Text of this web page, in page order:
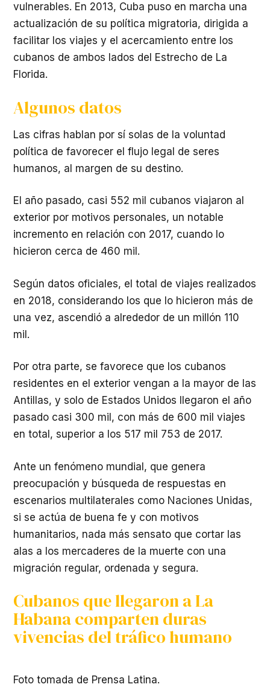
vulnerables. En 2013, Cuba puso en marcha una
actualización de su política migratoria, dirigida a
facilitar los viajes y el acercamiento entre los
cubanos de ambos lados del Estrecho de La
Florida.
Algunos datos
Las cifras hablan por sí solas de la voluntad
política de favorecer el flujo legal de seres
humanos, al margen de su destino.
El año pasado, casi 552 mil cubanos viajaron al
exterior por motivos personales, un notable
incremento en relación con 2017, cuando lo
hicieron cerca de 460 mil.
Según datos oficiales, el total de viajes realizados
en 2018, considerando los que lo hicieron más de
una vez, ascendió a alrededor de un millón 110
mil.
Por otra parte, se favorece que los cubanos
residentes en el exterior vengan a la mayor de las
Antillas, y solo de Estados Unidos llegaron el año
pasado casi 300 mil, con más de 600 mil viajes
en total, superior a los 517 mil 753 de 2017.
Ante un fenómeno mundial, que genera
preocupación y búsqueda de respuestas en
escenarios multilaterales como Naciones Unidas,
si se actúa de buena fe y con motivos
humanitarios, nada más sensato que cortar las
alas a los mercaderes de la muerte con una
migración regular, ordenada y segura.
Cubanos que llegaron a La
Habana comparten duras
vivencias del tráfico humano
Foto tomada de Prensa Latina.